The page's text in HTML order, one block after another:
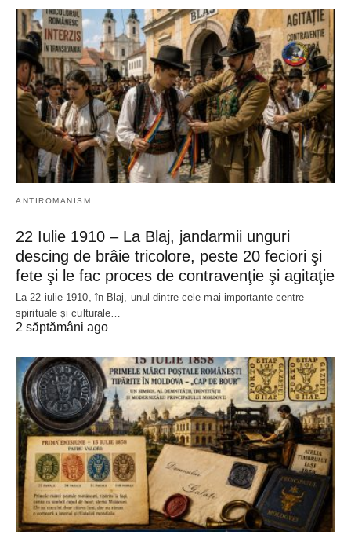
ANTIROMANISM
22 Iulie 1910 – La Blaj, jandarmii unguri
descing de brâie tricolore, peste 20 feciori şi
fete şi le fac proces de contravenţie şi agitaţie
La 22 iulie 1910, în Blaj, unul dintre cele mai importante centre
spirituale și culturale…
2 săptămâni ago